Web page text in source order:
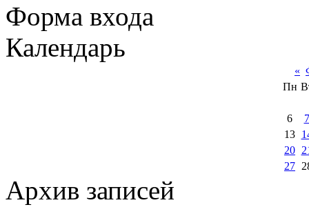
Форма входа
Календарь
«
Пн
6
7
13
20
27
Архив записей